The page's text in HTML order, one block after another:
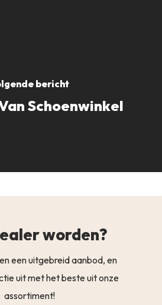
bericht
Schoenwinkel
worden?
een uitgebreid aanbod, en
uit met het beste uit onze
assortiment!